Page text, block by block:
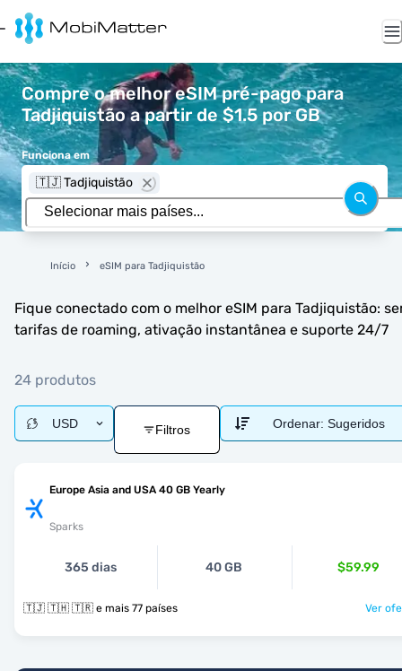
Compre o melhor eSIM pré-pago para
Tadjiquistão a partir de $1.5 por GB
Funciona em
🇹🇯 Tadjiquistão
Início eSIM para Tadjiquistão
Fique conectado com o melhor eSIM para Tadjiquistão:
tarifas de roaming, ativação instantânea e suporte 24/7
24 produtos
USD Filtros Ordenar: Sugeridos
Europe Asia and USA 40 GB Yearly
Sparks
365 dias 40 GB $59.99
🇹🇯 🇹🇭 🇹🇷 e mais 77 países Ver